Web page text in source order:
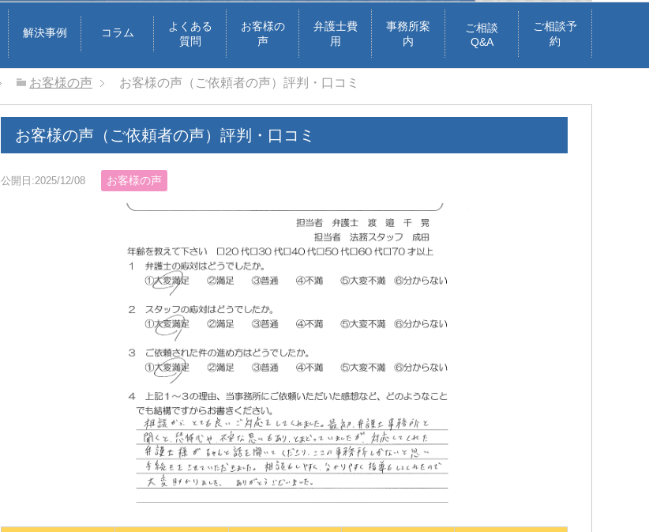
解決事例 コラム
よくある
質問
お客様の
声
弁護士費
用
事務所案
内
ご相談
Q&A
ご相談予
約
お客様の声 お客様の声（ご依頼者の声）評判・口コミ
お客様の声（ご依頼者の声）評判・口コミ
公開日:2025/12/08 お客様の声